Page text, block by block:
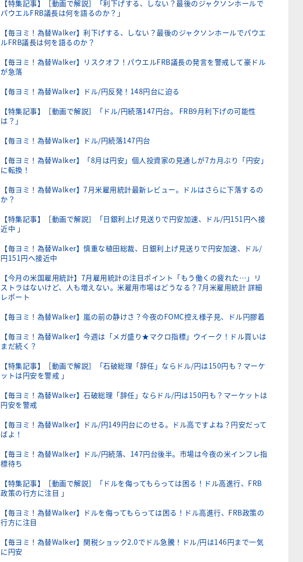
【特集記事】［動画で解説］「利下げする、しない？最後のジャクソンホールで
パウエルFRB議長は何を語るのか？」
【毎ヨミ！為替Walker】利下げする、しない？最後のジャクソンホールでパウエ
ルFRB議長は何を語るのか？
【毎ヨミ！為替Walker】リスクオフ！パウエルFRB議長の発言を警戒して豪ドル
が急落
【毎ヨミ！為替Walker】ドル/円反発！148円台に迫る
【特集記事】［動画で解説］「ドル/円続落147円台。 FRB9月利下げの可能性
は？」
【毎ヨミ！為替Walker】ドル/円続落147円台
【毎ヨミ！為替Walker】「8月は円安」個人投資家の見通しが7カ月ぶり「円安」
に転換！
【毎ヨミ！為替Walker】7月米雇用統計最新レビュー。ドルはさらに下落するの
か？
【特集記事】［動画で解説］「日銀利上げ見送りで円安加速、ドル/円151円へ接
近中 」
【毎ヨミ！為替Walker】慎重な植田総裁、日銀利上げ見送りで円安加速、ドル/
円151円へ接近中
【今月の米国雇用統計】7月雇用統計の注目ポイント「もう働くの疲れた…」リ
ストラはないけど、人も増えない。米雇用市場はどうなる？7月米雇用統計 詳細
レポート
【毎ヨミ！為替Walker】嵐の前の静けさ？今夜のFOMC控え様子見、ドル円膠着
【毎ヨミ！為替Walker】今週は「メガ盛り★マクロ指標」ウイーク！ドル買いは
まだ続く？
【特集記事】［動画で解説］「石破総理「辞任」ならドル/円は150円も？マーケ
ットは円安を警戒 」
【毎ヨミ！為替Walker】石破総理「辞任」ならドル/円は150円も？マーケットは
円安を警戒
【毎ヨミ！為替Walker】ドル/円149円台にのせる。ドル高ですよね？円安だって
ばよ！
【毎ヨミ！為替Walker】ドル/円続落、147円台後半。市場は今夜の米インフレ指
標待ち
【特集記事】［動画で解説］「ドルを侮ってもらっては困る！ドル高進行、FRB
政策の行方に注目 」
【毎ヨミ！為替Walker】ドルを侮ってもらっては困る！ドル高進行、FRB政策の
行方に注目
【毎ヨミ！為替Walker】関税ショック2.0でドル急騰！ドル/円は146円まで一気
に円安